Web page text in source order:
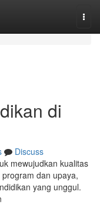
di
Discuss
mewujudkan kualitas
dan upaya,
yang unggul.